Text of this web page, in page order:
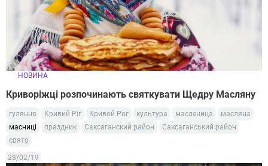
НОВИНА
Криворіжці розпочинають святкувати Щедру Масляну
гуляння Кривий Ріг Кривой Рог культура масленица
масляна
масниці
праздник Саксаганский район
Саксаганський район
свято
28/02/19